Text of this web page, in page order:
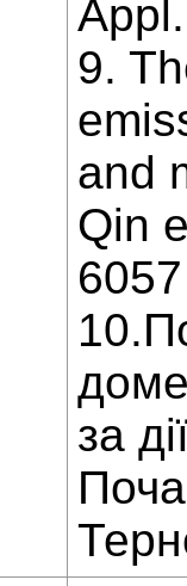
9.
and
Qin
за